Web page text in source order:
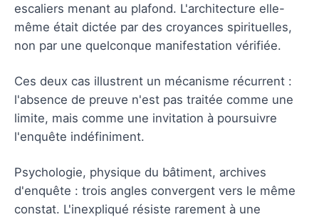
escaliers menant au plafond. L'architecture elle-
même était dictée par des croyances spirituelles,
non par une quelconque manifestation vérifiée.
Ces deux cas illustrent un mécanisme récurrent :
l'absence de preuve n'est pas traitée comme une
limite, mais comme une invitation à poursuivre
l'enquête indéfiniment.
Psychologie, physique du bâtiment, archives
d'enquête : trois angles convergent vers le même
constat. L'inexpliqué résiste rarement à une